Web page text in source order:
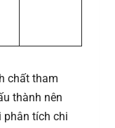
chất tham
thành nên
phân tích chi